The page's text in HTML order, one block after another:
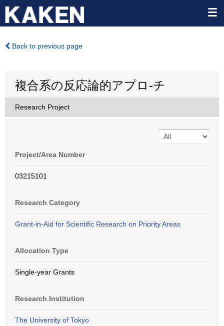
Back to previous page
複合系の反応論的アプロ-チ
Research Project
Project/Area Number
03215101
Research Category
Grant-in-Aid for Scientific Research on Priority Areas
Allocation Type
Single-year Grants
Research Institution
The University of Tokyo